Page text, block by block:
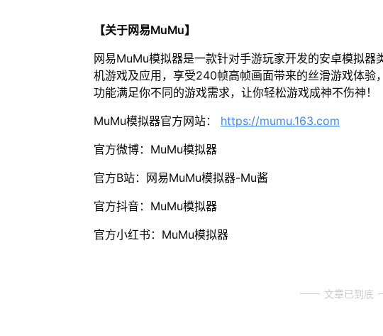
【关于网易MuMu】
网易MuMu模拟器是一款针对手游玩家开发的安卓模拟
机游戏及应用，享受240帧高帧画面带来的丝滑游戏体验
功能满足你不同的游戏需求，让你轻松游戏成神不伤神！
MuMu模拟器官方网站： https://mumu.163.com
官方微博：MuMu模拟器
官方B站：网易MuMu模拟器-Mu酱
官方抖音：MuMu模拟器
官方小红书：MuMu模拟器
文章已到底